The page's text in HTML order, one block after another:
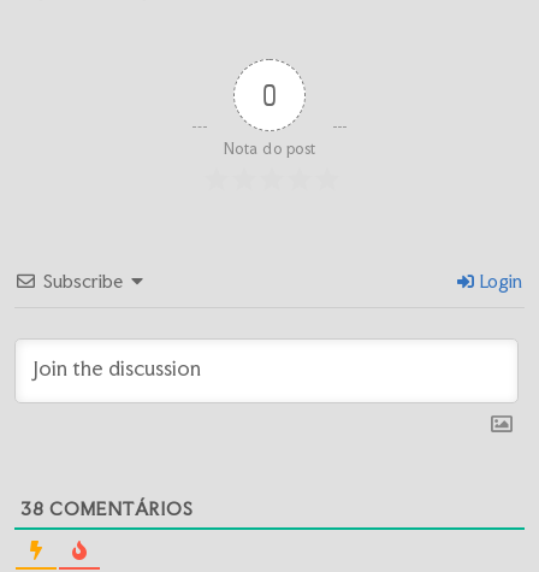
0
Nota do post
Subscribe Login
38 COMENTÁRIOS